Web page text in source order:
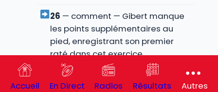
26 — comment — Gibert manque
les points supplémentaires au
pied, enregistrant son premier
raté dans cet exercice.
— comment — L’essai arrive au
moment où Tuisova réintègre le
Accueil En Direct Radios Résultats Autres